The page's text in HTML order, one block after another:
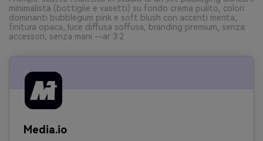
minimalista (bottiglie e vasetti) su fondo crema pulito, colori
dominanti bubblegum pink e soft blush con accenti menta,
finitura opaca, luce diffusa soffusa, branding premium, senza
accessori, senza mani --ar 3:2
Media.io